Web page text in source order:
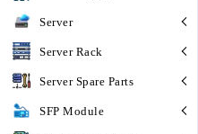
Server
Server Rack
Server Spare Parts
SFP Module